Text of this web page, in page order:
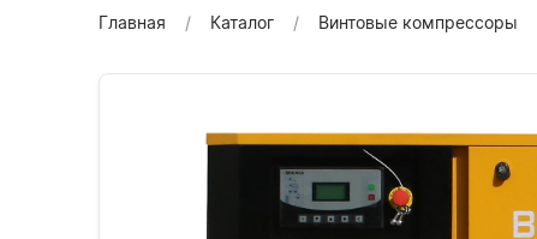
Главная Каталог Винтовые компрессоры